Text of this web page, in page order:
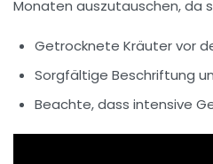
Monaten auszutauschen, da
Getrocknete Kräuter vor
Sorgfältige Beschriftung
Beachte, dass intensive